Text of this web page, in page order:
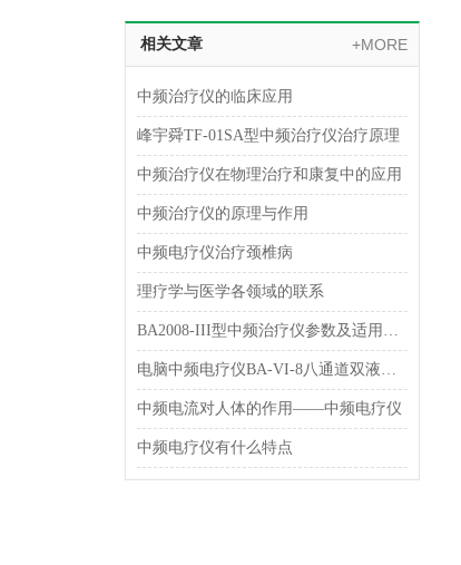
相关文章 +MORE
中频治疗仪的临床应用
峰宇舜TF-01SA型中频治疗仪治疗原理
中频治疗仪在物理治疗和康复中的应用
中频治疗仪的原理与作用
中频电疗仪治疗颈椎病
理疗学与医学各领域的联系
BA2008-III型中频治疗仪参数及适用范围和特点介绍
电脑中频电疗仪BA-VI-8八通道双液晶显示型 理疗机简介
中频电流对人体的作用——中频电疗仪
中频电疗仪有什么特点